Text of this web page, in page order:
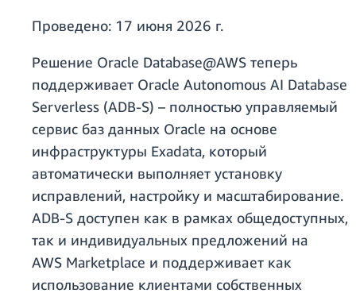
Проведено: 17 июня 2026 г.
Решение Oracle Database@AWS теперь
поддерживает Oracle Autonomous AI Database
Serverless (ADB-S) – полностью управляемый
сервис баз данных Oracle на основе
инфраструктуры Exadata, который
автоматически выполняет установку
исправлений, настройку и масштабирование.
ADB-S доступен как в рамках общедоступных,
так и индивидуальных предложений на
AWS Marketplace и поддерживает как
использование клиентами собственных